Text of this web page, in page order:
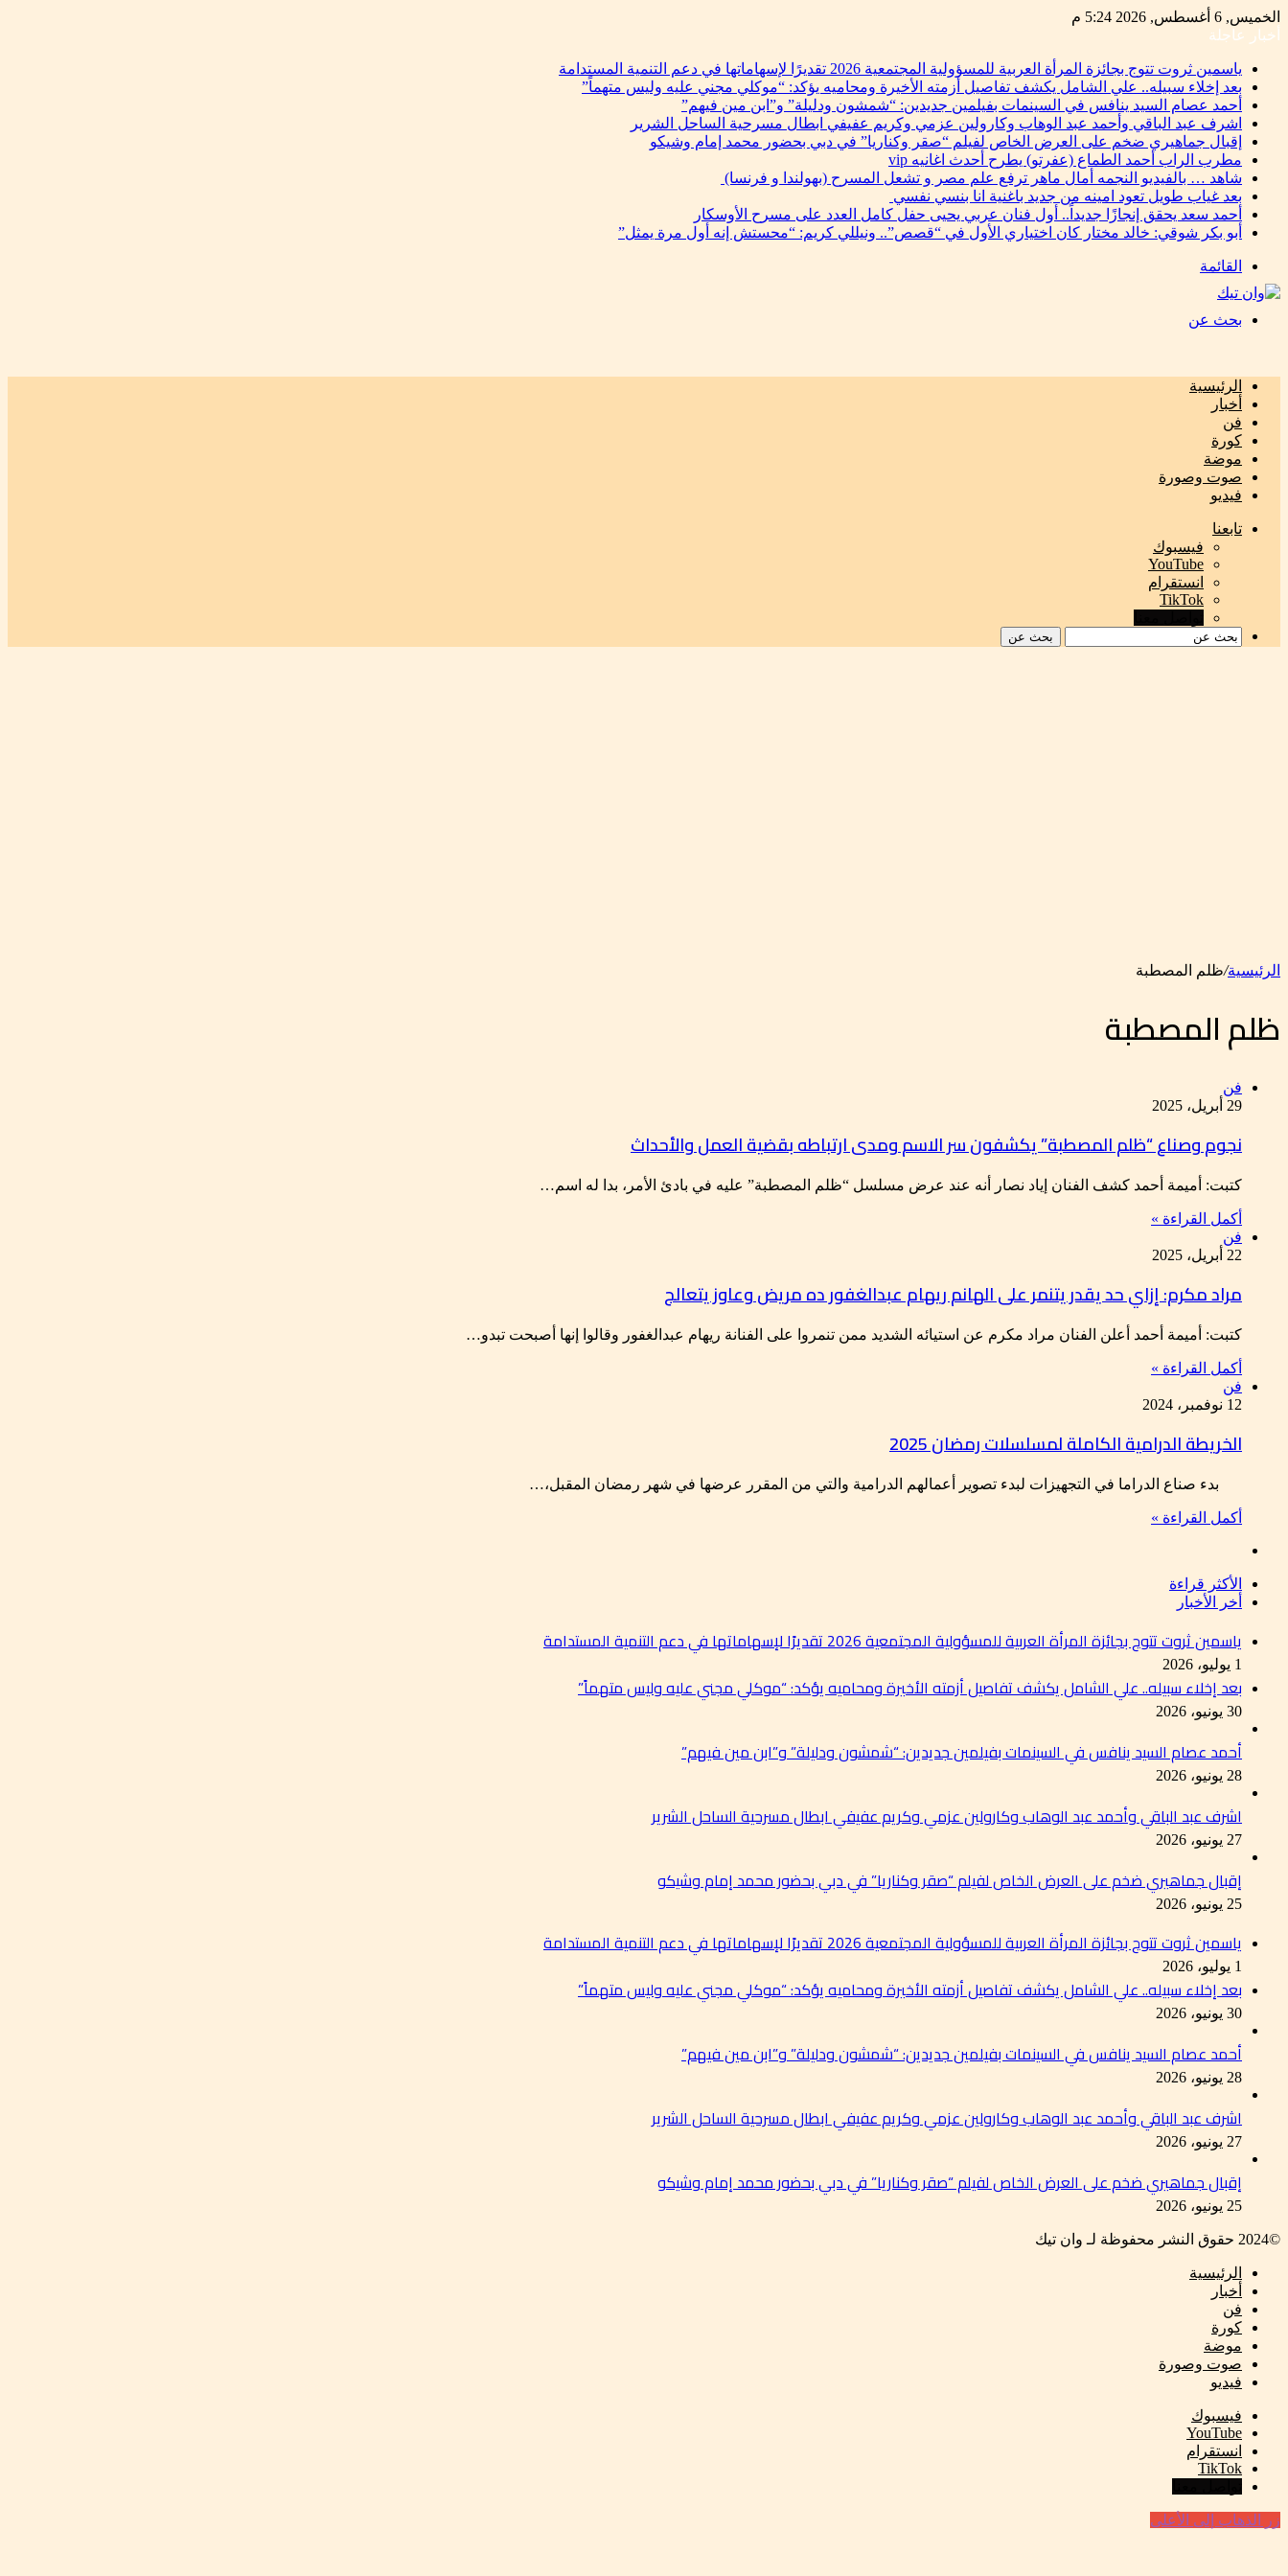
الخميس, 6 أغسطس, 2026 5:24 م
أخبار عاجلة
ياسمين ثروت تتوج بجائزة المرأة العربية للمسؤولية المجتمعية 2026 تقديرًا لإسهاماتها في دعم التنمية المستدامة
بعد إخلاء سبيله.. علي الشامل يكشف تفاصيل أزمته الأخيرة ومحاميه يؤكد: “موكلي مجني عليه وليس متهماً”
أحمد عصام السيد ينافس في السينمات بفيلمين جديدين: “شمشون ودليلة” و”ابن مين فيهم”
اشرف عبد الباقي وأحمد عبد الوهاب وكارولين عزمي وكريم عفيفي ابطال مسرحية الساحل الشرير
إقبال جماهيري ضخم على العرض الخاص لفيلم “صقر وكناريا” في دبي بحضور محمد إمام وشيكو
مطرب الراب أحمد الطماع (عفرتو) يطرح أحدث اغانيه vip
شاهد … بالفيديو النجمه أمال ماهر ترفع علم مصر و تشعل المسرح (بهولندا و فرنسا)
بعد غياب طويل تعود امينه من جديد باغنية انا بنسي نفسي
أحمد سعد يحقق إنجازًا جديداً.. أول فنان عربي يحيى حفل كامل العدد على مسرح الأوسكار
أبو بكر شوقي: خالد مختار كان اختياري الأول في “قصص”.. ونيللي كريم: “محستش إنه أول مرة يمثل”
القائمة
بحث عن
الرئيسية
أخبار
فن
كورة
موضة
صوت وصورة
فيديو
تابعنا
فيسبوك
‫YouTube
انستقرام
‫TikTok
بحث عن
الرئيسية/ظلم المصطبة
ظلم المصطبة
فن
29 أبريل، 2025
نجوم وصناع “ظلم المصطبة” يكشفون سر الاسم ومدى ارتباطه بقضية العمل والأحداث
كتبت: أميمة أحمد كشف الفنان إياد نصار أنه عند عرض مسلسل “ظلم المصطبة” عليه في بادئ الأمر، بدا له اسم…
أكمل القراءة »
فن
22 أبريل، 2025
مراد مكرم: إزاي حد يقدر يتنمر على الهانم ريهام عبدالغفور ده مريض وعاوز يتعالج
كتبت: أميمة أحمد أعلن الفنان مراد مكرم عن استيائه الشديد ممن تنمروا على الفنانة ريهام عبدالغفور وقالوا إنها أصبحت تبدو…
أكمل القراءة »
فن
12 نوفمبر، 2024
الخريطة الدرامية الكاملة لمسلسلات رمضان 2025
بدء صناع الدراما في التجهيزات لبدء تصوير أعمالهم الدرامية والتي من المقرر عرضها في شهر رمضان المقبل،…
أكمل القراءة »
الأكثر قراءة
أخر الأخبار
ياسمين ثروت تتوج بجائزة المرأة العربية للمسؤولية المجتمعية 2026 تقديرًا لإسهاماتها في دعم التنمية المستدامة
1 يوليو، 2026
بعد إخلاء سبيله.. علي الشامل يكشف تفاصيل أزمته الأخيرة ومحاميه يؤكد: “موكلي مجني عليه وليس متهماً”
30 يونيو، 2026
أحمد عصام السيد ينافس في السينمات بفيلمين جديدين: “شمشون ودليلة” و”ابن مين فيهم”
28 يونيو، 2026
اشرف عبد الباقي وأحمد عبد الوهاب وكارولين عزمي وكريم عفيفي ابطال مسرحية الساحل الشرير
27 يونيو، 2026
إقبال جماهيري ضخم على العرض الخاص لفيلم “صقر وكناريا” في دبي بحضور محمد إمام وشيكو
25 يونيو، 2026
ياسمين ثروت تتوج بجائزة المرأة العربية للمسؤولية المجتمعية 2026 تقديرًا لإسهاماتها في دعم التنمية المستدامة
1 يوليو، 2026
بعد إخلاء سبيله.. علي الشامل يكشف تفاصيل أزمته الأخيرة ومحاميه يؤكد: “موكلي مجني عليه وليس متهماً”
30 يونيو، 2026
أحمد عصام السيد ينافس في السينمات بفيلمين جديدين: “شمشون ودليلة” و”ابن مين فيهم”
28 يونيو، 2026
اشرف عبد الباقي وأحمد عبد الوهاب وكارولين عزمي وكريم عفيفي ابطال مسرحية الساحل الشرير
27 يونيو، 2026
إقبال جماهيري ضخم على العرض الخاص لفيلم “صقر وكناريا” في دبي بحضور محمد إمام وشيكو
25 يونيو، 2026
©2024 حقوق النشر محفوظة لـ وان تيك
الرئيسية
أخبار
فن
كورة
موضة
صوت وصورة
فيديو
فيسبوك
‫YouTube
انستقرام
‫TikTok
زر الذهاب إلى الأعلى